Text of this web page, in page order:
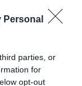
Personal
parties, or
for
opt-out